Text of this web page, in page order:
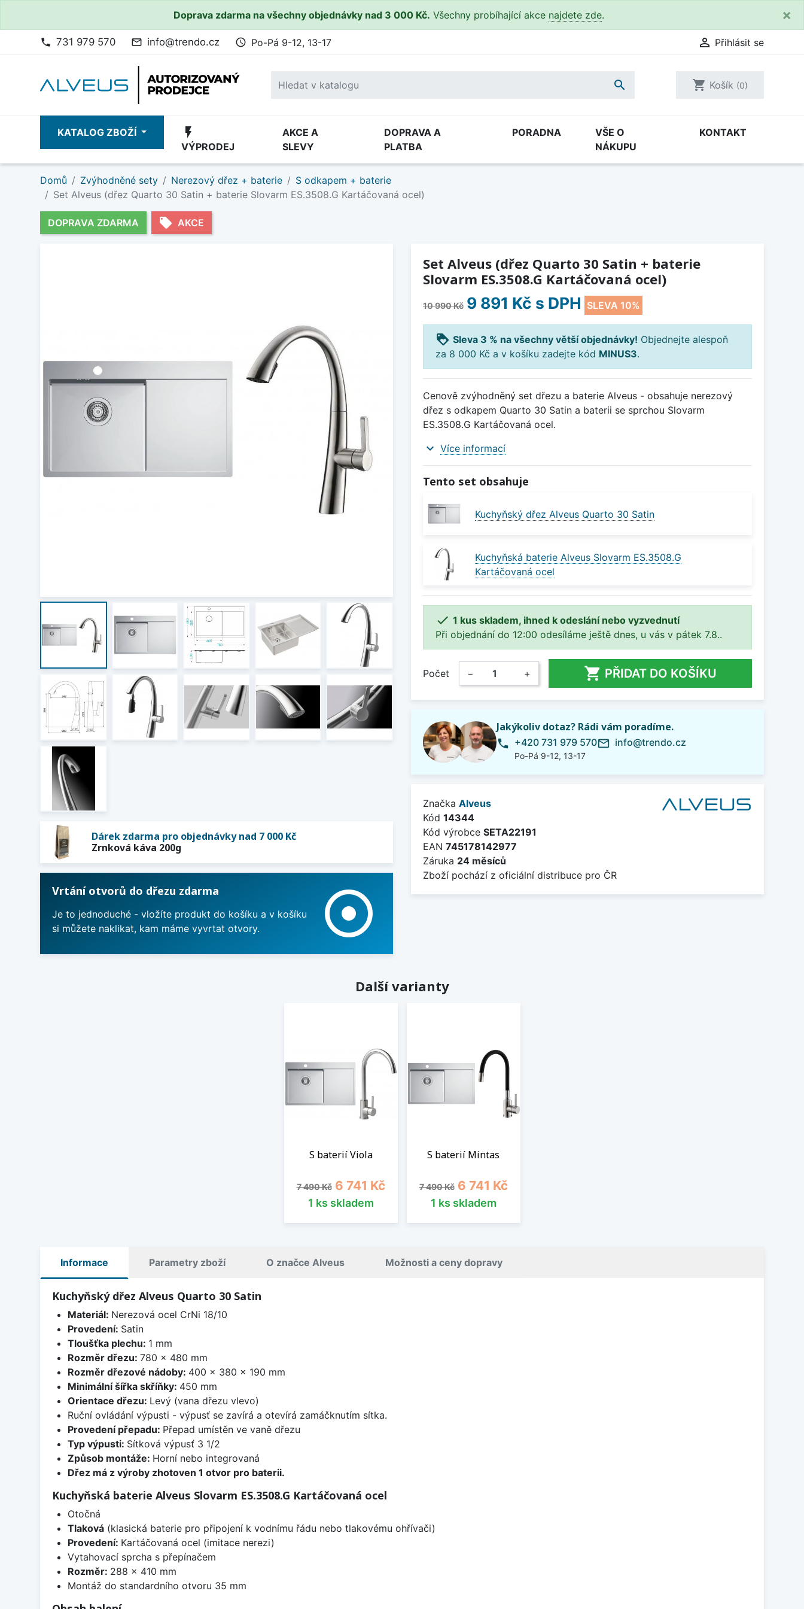
Doprava zdarma na všechny objednávky nad 3 000 Kč. Všechny probíhající akce najdete zde. ×
phone 731 979 570 mail_outline info@trendo.cz access_time Po-Pá 9-12, 13-17  Přihlásit se
 shopping_cart Košík (0)
KATALOG ZBOŽÍ flash_on
VÝPRODEJ
AKCE A
SLEVY
DOPRAVA A
PLATBA
PORADNA
VŠE O
NÁKUPU
KONTAKT
Domů Zvýhodněné sety Nerezový dřez + baterie
S odkapem + baterie
Set Alveus (dřez Quarto 30 Satin + baterie Slovarm ES.3508.G Kartáčovaná ocel)
DOPRAVA ZDARMA local_offer AKCE
Dárek zdarma pro objednávky nad 7 000 Kč
Zrnková káva 200g
Vrtání otvorů do dřezu zdarma
Je to jednoduché - vložíte produkt do košíku a v košíku
si můžete naklikat, kam máme vyvrtat otvory.
adjust
Set Alveus (dřez Quarto 30 Satin + baterie
Slovarm ES.3508.G Kartáčovaná ocel)
10 990 Kč 9 891 Kč s DPH SLEVA 10%
loyalty Sleva 3 % na všechny větší objednávky! Objednejte alespoň
za 8 000 Kč a v košíku zadejte kód MINUS3.
Cenově zvýhodněný set dřezu a baterie Alveus - obsahuje nerezový
dřez s odkapem Quarto 30 Satin a baterii se sprchou Slovarm
ES.3508.G Kartáčovaná ocel.
expand_more Více informací
Tento set obsahuje
Kuchyňský dřez Alveus Quarto 30 Satin
Kuchyňská baterie Alveus Slovarm ES.3508.G
Kartáčovaná ocel
 1 kus skladem, ihned k odeslání nebo vyzvednutí
Při objednání do 12:00 odesíláme ještě dnes, u vás v pátek 7.8..
Počet − +  PŘIDAT DO KOŠÍKU
Jakýkoliv dotaz? Rádi vám poradíme.
phone +420 731 979 570
Po-Pá 9-12, 13-17
mail_outline info@trendo.cz
Značka Alveus
Kód 14344
Kód výrobce SETA22191
EAN 745178142977
Záruka 24 měsíců
Zboží pochází z oficiální distribuce pro ČR
Další varianty
S baterií Viola
Běžná cena
7 490 Kč Cena
6 741 Kč
1 ks skladem
S baterií Mintas
Běžná cena
7 490 Kč Cena
6 741 Kč
1 ks skladem
Informace Parametry zboží O značce Alveus Možnosti a ceny dopravy
Kuchyňský dřez Alveus Quarto 30 Satin
Materiál: Nerezová ocel CrNi 18/10
Provedení: Satin
Tloušťka plechu: 1 mm
Rozměr dřezu: 780 x 480 mm
Rozměr dřezové nádoby: 400 x 380 x 190 mm
Minimální šířka skříňky: 450 mm
Orientace dřezu: Levý (vana dřezu vlevo)
Ruční ovládání výpusti - výpusť se zavírá a otevírá zamáčknutím sítka.
Provedení přepadu: Přepad umístěn ve vaně dřezu
Typ výpusti: Sítková výpusť 3 1/2
Způsob montáže: Horní nebo integrovaná
Dřez má z výroby zhotoven 1 otvor pro baterii.
Kuchyňská baterie Alveus Slovarm ES.3508.G Kartáčovaná ocel
Otočná
Tlaková(klasická baterie pro připojení k vodnímu řádu nebo tlakovému ohřívači)
Provedení: Kartáčovaná ocel (imitace nerezi)
Vytahovací sprcha s přepínačem
Rozměr: 288 x 410 mm
Montáž do standardního otvoru 35 mm